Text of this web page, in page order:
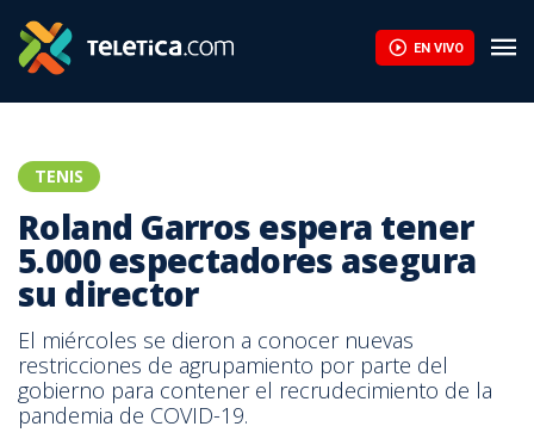
EN VIVO
TENIS
Roland Garros espera tener
5.000 espectadores asegura
su director
El miércoles se dieron a conocer nuevas
restricciones de agrupamiento por parte del
gobierno para contener el recrudecimiento de la
pandemia de COVID-19.